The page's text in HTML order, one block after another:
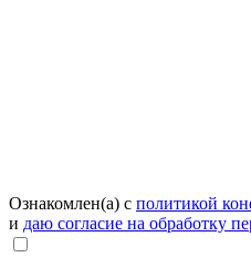
Ознакомлен(а) с политикой
и даю согласие на обработку